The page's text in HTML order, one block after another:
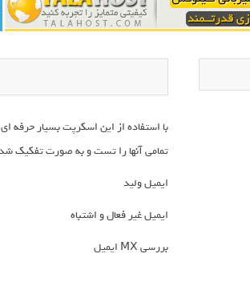
با استفاده از این اسکرپت بسیار حرفه
تمامی آنها را تست و به صورت تفکیک
ایمیل ولید
ایمیل غیر فعال و اشتباه
بررسی MX ایمیل